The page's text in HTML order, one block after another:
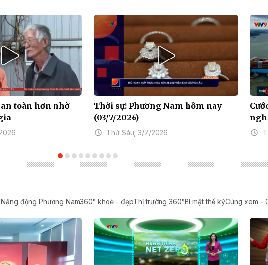
toàn hơn nhờ
Thời sự: Phương Nam hôm nay
(03/7/2026)
Thứ Sáu, 3/7/2026
Năng động Phương Nam360° khoẻ - đẹpThị trường 360°Bí mật thế kỷCùng xem -